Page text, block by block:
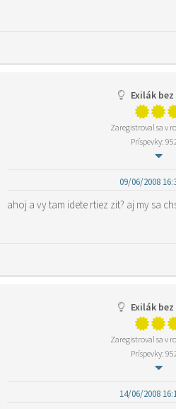
Exilák
Zaregistroval sa v
Príspevky:
09/06/2008
ahoj a vy tam idete rtiez zit? aj my sa
Exilák
Zaregistroval sa v
Príspevky:
14/06/2008